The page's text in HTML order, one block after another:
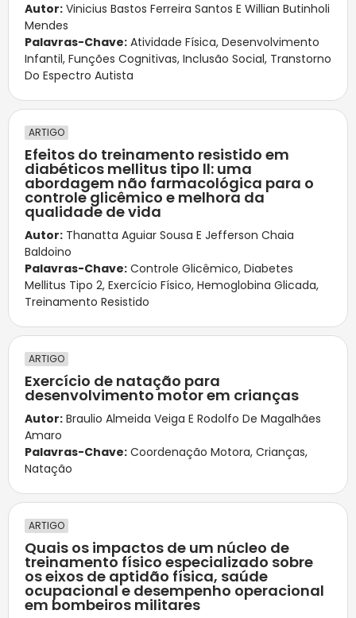
Autor: Vinicius Bastos Ferreira Santos E Willian Butinholi
Mendes
Palavras-Chave: Atividade Física, Desenvolvimento
Infantil, Funções Cognitivas, Inclusão Social, Transtorno
Do Espectro Autista
ARTIGO
Efeitos do treinamento resistido em
diabéticos mellitus tipo ll: uma
abordagem não farmacológica para o
controle glicêmico e melhora da
qualidade de vida
Autor: Thanatta Aguiar Sousa E Jefferson Chaia
Baldoino
Palavras-Chave: Controle Glicêmico, Diabetes
Mellitus Tipo 2, Exercício Físico, Hemoglobina Glicada,
Treinamento Resistido
ARTIGO
Exercício de natação para
desenvolvimento motor em crianças
Autor: Braulio Almeida Veiga E Rodolfo De Magalhães
Amaro
Palavras-Chave: Coordenação Motora, Crianças,
Natação
ARTIGO
Quais os impactos de um núcleo de
treinamento físico especializado sobre
os eixos de aptidão física, saúde
ocupacional e desempenho operacional
em bombeiros militares